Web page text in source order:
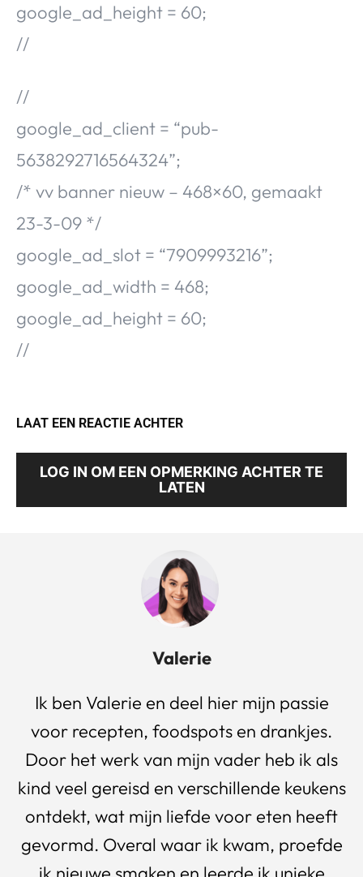
google_ad_height = 60;
//
//
google_ad_client = “pub-
5638292716564324”;
/* vv banner nieuw – 468×60, gemaakt
23-3-09 */
google_ad_slot = “7909993216”;
google_ad_width = 468;
google_ad_height = 60;
//
LAAT EEN REACTIE ACHTER
LOG IN OM EEN OPMERKING ACHTER TE
LATEN
Valerie
Ik ben Valerie en deel hier mijn passie
voor recepten, foodspots en drankjes.
Door het werk van mijn vader heb ik als
kind veel gereisd en verschillende keukens
ontdekt, wat mijn liefde voor eten heeft
gevormd. Overal waar ik kwam, proefde